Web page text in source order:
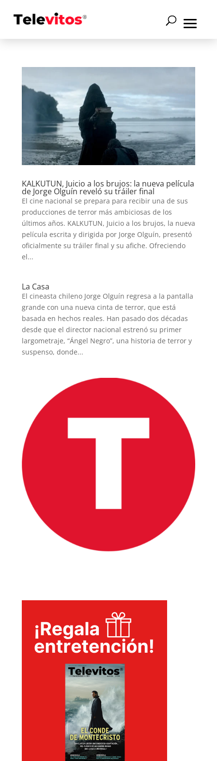
PELICULAS
PLUS
EVENTOS
KALKUTUN, Juicio a los brujos: la nueva película
de Jorge Olguín reveló su tráiler final
El cine nacional se prepara para recibir una de sus
producciones de terror más ambiciosas de los
últimos años. KALKUTUN, Juicio a los brujos, la nueva
película escrita y dirigida por Jorge Olguín, presentó
oficialmente su tráiler final y su afiche. Ofreciendo
el...
La Casa
El cineasta chileno Jorge Olguín regresa a la pantalla
grande con una nueva cinta de terror, que está
basada en hechos reales. Han pasado dos décadas
desde que el director nacional estrenó su primer
largometraje, “Ángel Negro”, una historia de terror y
suspenso, donde...